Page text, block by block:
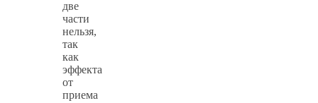
две
части
нельзя,
так
как
эффекта
от
приема